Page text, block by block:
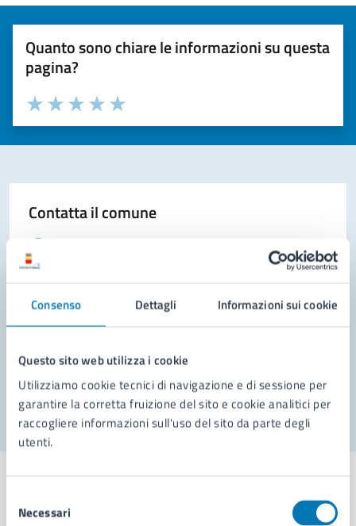
Consenso Dettagli Informazioni sui cookie
Questo sito web utilizza i cookie
Utilizziamo cookie tecnici di navigazione e di sessione per
garantire la corretta fruizione del sito e cookie analitici per
raccogliere informazioni sull'uso del sito da parte degli
utenti.
delNecessari
Quanto sono chiare le informazioni su questa
pagina?
Valuta la chiarezza delle informazioni (da 1 a 5 stelle)
Seleziona il numero di stelle per valutare la chiarezza delle
Valuta 5 stelle su 5
Valuta 4 stelle su 5
Valuta 3 stelle su 5
Valuta 2 stelle su 5
Valuta 1 stelle su 5
Contatta il comune
Prenota appuntamento
Problemi in città
Segnala disservizio